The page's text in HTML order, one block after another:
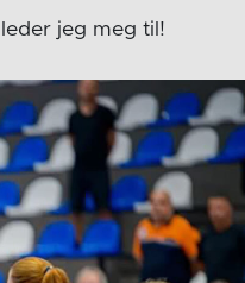
jeg meg til!